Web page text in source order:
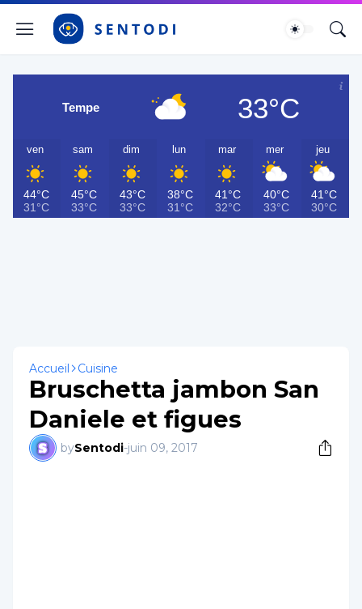
Tempe 33°C
ven
44°C
31°C
sam
45°C
33°C
dim
43°C
33°C
lun
38°C
31°C
mar
41°C
32°C
mer
40°C
33°C
jeu
41°C
30°C
Accueil Cuisine
Bruschetta jambon San
Daniele et figues
bySentodi-juin 09, 2017